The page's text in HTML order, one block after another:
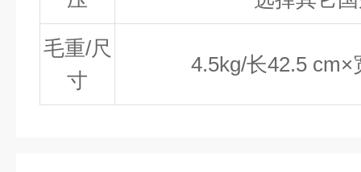
毛重/尺
寸
4.5kg/长42.5